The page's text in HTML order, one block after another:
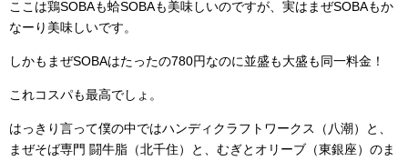
ここは鶏SOBAも蛤SOBAも美味しいのですが、実はまぜSOBAもか
なーり美味しいです。
しかもまぜSOBAはたったの780円なのに並盛も大盛も同一料金！
これコスパも最高でしょ。
はっきり言って僕の中ではハンディクラフトワークス（八潮）と、
まぜそば専門 闘牛脂（北千住）と、むぎとオリーブ（東銀座）のま